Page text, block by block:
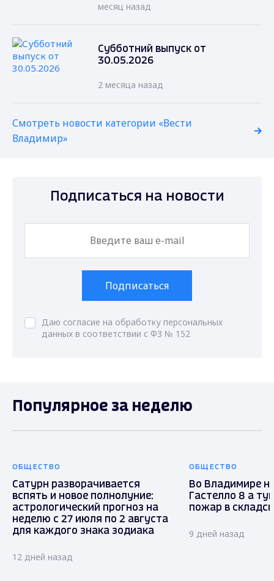
месяц назад
Субботний выпуск от
30.05.2026
2 месяца назад
Смотреть новости категории «Вести
Владимир»
Подписаться на новости
Подписаться
Даю согласие на обработку персональных
данных в соответствии с ФЗ № 152
Популярное за неделю
ОБЩЕСТВО
Сатурн разворачивается
вспять и новое полнолуние:
астрологический прогноз на
неделю с 27 июля по 2 августа
для каждого знака зодиака
12 дней назад
ОБЩЕСТВО
Во Владимире
Гастелло 8 а
пожар в
9 дней назад